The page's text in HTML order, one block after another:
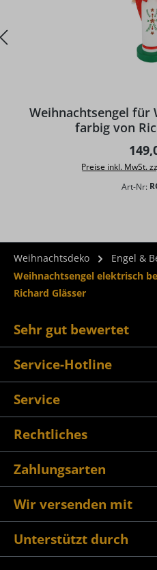
Weihnachtsengel für
farbig von
Preise inkl. MwSt.
Art-Nr:
Weihnachtsdeko
Engel &
Weihnachtsengel elektrisch
Richard Glässer
Sehr gut bewertet
Service-Hotline
Service
Rechtliches
Zahlungsarten
Wir versenden mit
Unterstützt durch